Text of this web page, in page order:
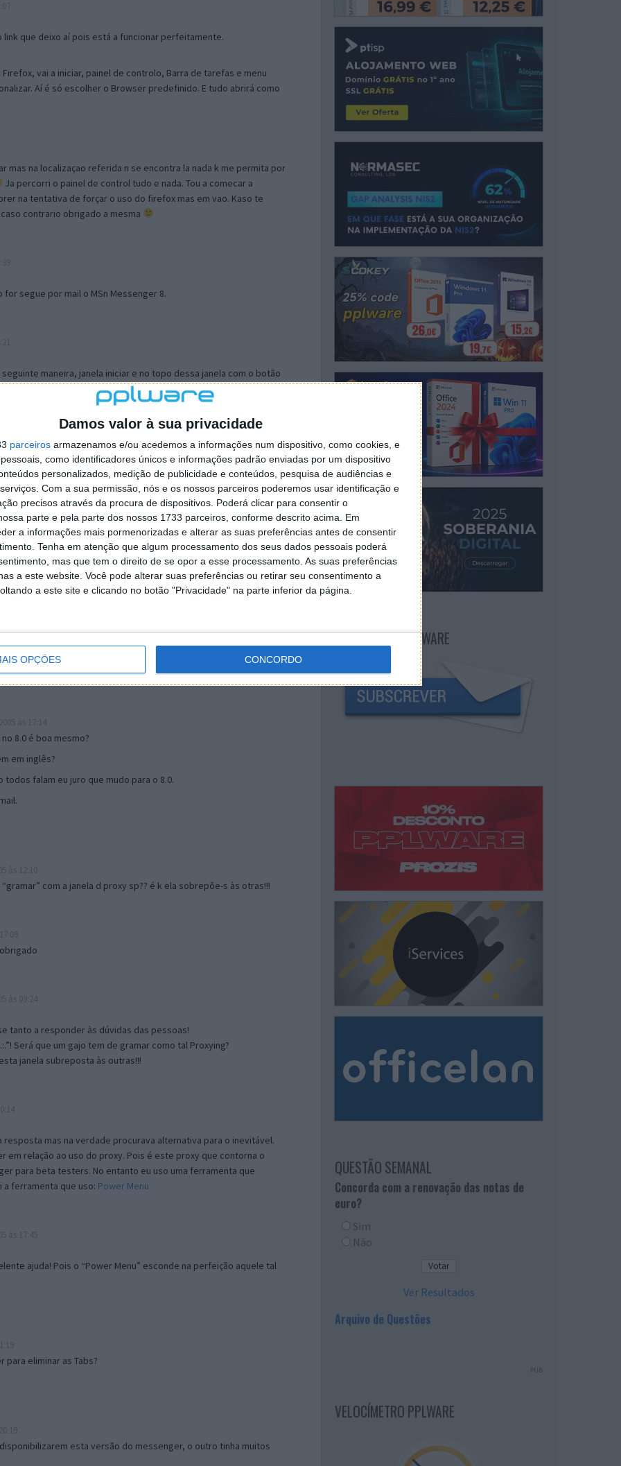
Damos valor à sua privacidade
parceiros armazenamos e/ou acedemos a informações num dispositivo, como cookies, e
como identificadores únicos e informações padrão enviadas por um dispositivo
personalizados, medição de publicidade e conteúdos, pesquisa de audiências e
Com a sua permissão, nós e os nossos parceiros poderemos usar identificação e
precisos através da procura de dispositivos. Poderá clicar para consentir o
parte e pela parte dos nossos 1733 parceiros, conforme descrito acima. Em
a informações mais pormenorizadas e alterar as suas preferências antes de consentir
Tenha em atenção que algum processamento dos seus dados pessoais poderá
mas que tem o direito de se opor a esse processamento. As suas preferências
a este website. Você pode alterar suas preferências ou retirar seu consentimento a
a este site e clicando no botão "Privacidade" na parte inferior da página.
OPÇÕES CONCORDO
que deixo aí pois está a funcionar perfeitamente.
vai a iniciar, painel de controlo, Barra de tarefas e menu
Aí é só escolher o Browser predefinido. E tudo abrirá como
mas na localizaçao referida n se encontra la nada k me permita por
Ja percorri o painel de control tudo e nada. Tou a comecar a
na tentativa de forçar o uso do firefox mas em vao. Kaso te
contrario obrigado a mesma
for segue por mail o MSn Messenger 8.
maneira, janela iniciar e no topo dessa janela com o botão
separador Menu ‘Iniciar’ clica no botão ‘Personalizar’ aí
escolheres o Browser com que queres navegar e o gestor de
ao teu Firefox e nas ferramentas ou tools escolhes ‘Opções’ ou
e logo perto do fim encontras um local para colocares um visto
é o browser predefinido.
mail algum.
17:00
8.0 é boa mesmo?
em inglês?
falam eu juro que mudo para o 8.0.
com a janela d proxy sp?? é k ela sobrepõe-s às otras!!!
tanto a responder às dúvidas das pessoas!
Será que um gajo tem de gramar como tal Proxying?
janela subreposta às outras!!!
mas na verdade procurava alternativa para o inevitável.
em relação ao uso do proxy. Pois é este proxy que contorna o
para beta testers. No entanto eu uso uma ferramenta que
ferramenta que uso: Power Menu
ajuda! Pois o “Power Menu” esconde na perfeição aquele tal
para eliminar as Tabs?
esta versão do messenger, o outro tinha muitos
NEWSLETTER PPLWARE
QUESTÃO SEMANAL
Concorda com a renovação das notas de
euro?
Sim
Não
Ver Resultados
Arquivo de Questões
PUB
VELOCÍMETRO PPLWARE